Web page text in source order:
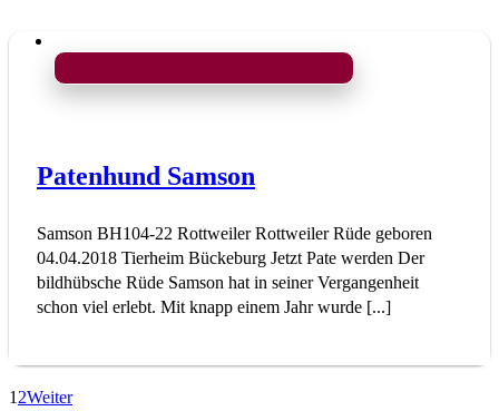
Patenhund Samson
Samson BH104-22 Rottweiler Rottweiler Rüde geboren
04.04.2018 Tierheim Bückeburg Jetzt Pate werden Der
bildhübsche Rüde Samson hat in seiner Vergangenheit
schon viel erlebt. Mit knapp einem Jahr wurde [...]
1 2Weiter